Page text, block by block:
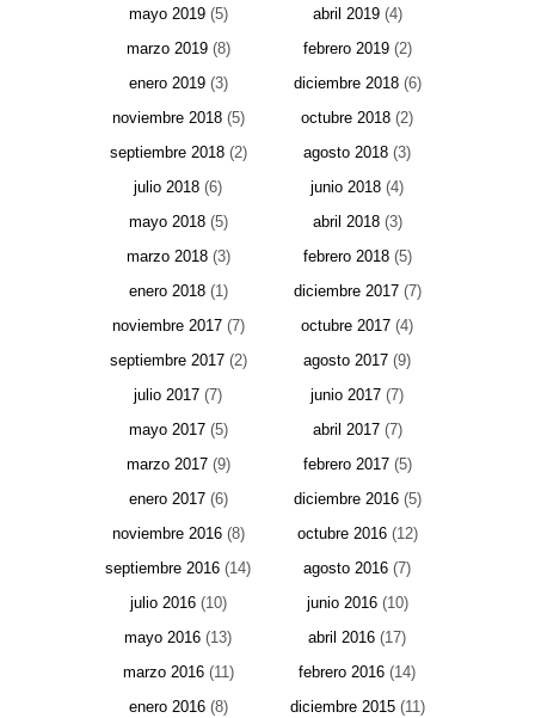
mayo 2019(5) abril 2019(4)
marzo 2019(8) febrero 2019(2)
enero 2019(3) diciembre 2018(6)
noviembre 2018(5) octubre 2018 (2)
septiembre 2018(2) agosto 2018 (3)
julio 2018 (6) junio 2018 (4)
mayo 2018(5) abril 2018(3)
marzo 2018(3) febrero 2018(5)
enero 2018(1) diciembre 2017(7)
noviembre 2017(7) octubre 2017 (4)
septiembre 2017(2) agosto 2017 (9)
julio 2017 (7) junio 2017 (7)
mayo 2017(5) abril 2017(7)
marzo 2017(9) febrero 2017(5)
enero 2017(6) diciembre 2016(5)
noviembre 2016(8) octubre 2016(12)
septiembre 2016 (14) agosto 2016 (7)
julio 2016(10) junio 2016(10)
mayo 2016 (13) abril 2016 (17)
marzo 2016(11) febrero 2016 (14)
enero 2016(8) diciembre 2015(11)